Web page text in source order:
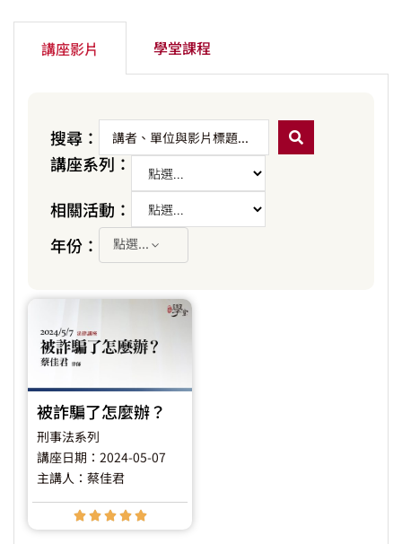
講座影片 學堂課程
搜尋：
講座系列：
相關活動：
年份：
點選...
被詐騙了怎麼辦？
刑事法系列
講座日期：2024-05-07
主講人：蔡佳君
    